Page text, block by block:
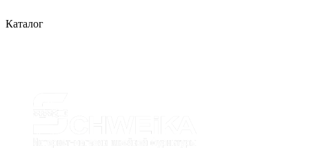
Каталог